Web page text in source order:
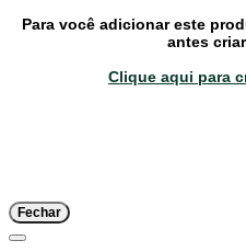
Para você adicionar este
antes
Clique aqui para
Fechar